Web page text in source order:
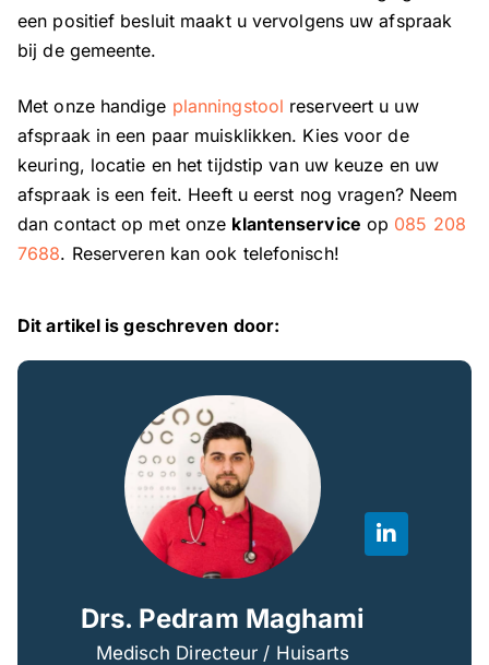
een positief besluit maakt u vervolgens uw afspraak
bij de gemeente.
Met onze handige planningstool reserveert u uw
afspraak in een paar muisklikken. Kies voor de
keuring, locatie en het tijdstip van uw keuze en uw
afspraak is een feit. Heeft u eerst nog vragen? Neem
dan contact op met onze klantenservice op 085 208
7688. Reserveren kan ook telefonisch!
Dit artikel is geschreven door:
Drs. Pedram Maghami
Medisch Directeur / Huisarts